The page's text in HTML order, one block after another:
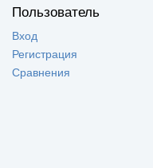
Пользователь
Вход
Регистрация
Сравнения